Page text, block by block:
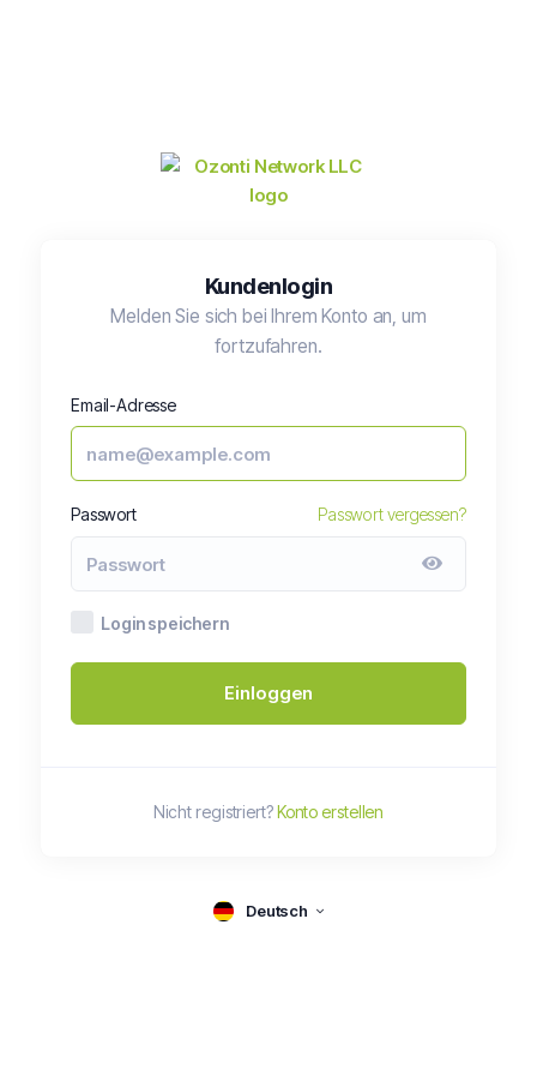
Kundenlogin
Melden Sie sich bei Ihrem Konto an, um
fortzufahren.
Email-Adresse
Passwort Passwort vergessen?
Login speichern
Einloggen
Nicht registriert?Konto erstellen
Deutsch